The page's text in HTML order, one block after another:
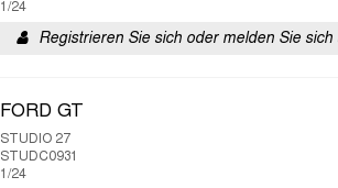
1/24
Registrieren Sie sich oder melden Sie
FORD GT
STUDIO 27
STUDC0931
1/24